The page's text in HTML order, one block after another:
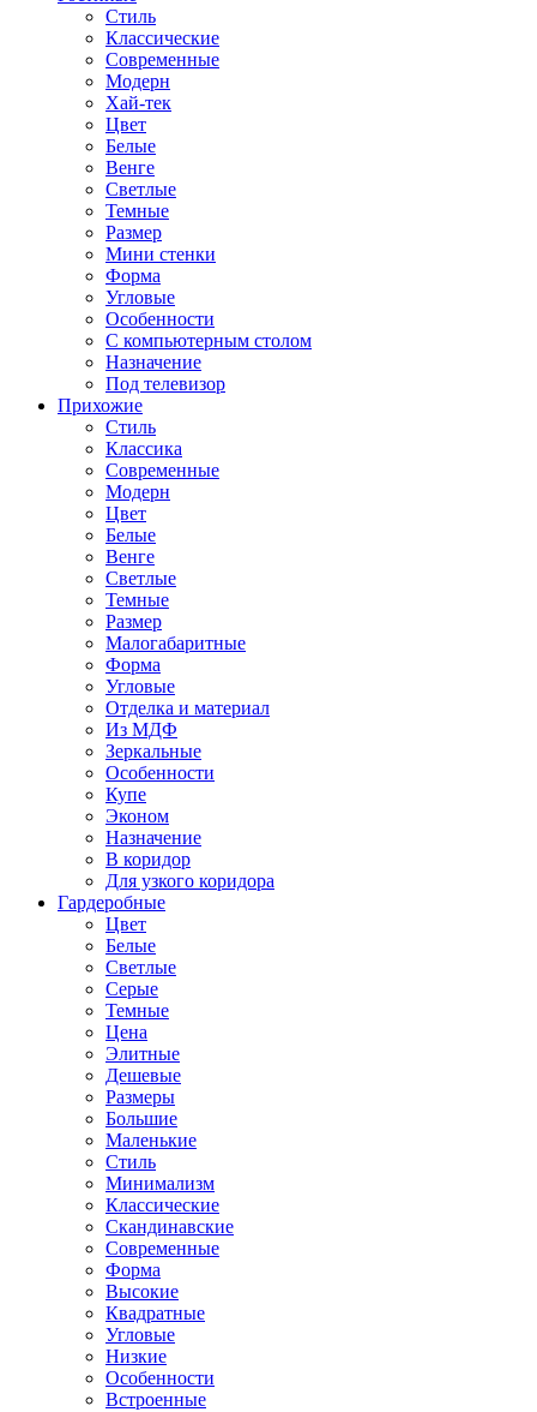
Стиль
Классические
Современные
Модерн
Хай-тек
Цвет
Белые
Венге
Светлые
Темные
Размер
Мини стенки
Форма
Угловые
Особенности
С компьютерным столом
Назначение
Под телевизор
Прихожие
Стиль
Классика
Современные
Модерн
Цвет
Белые
Венге
Светлые
Темные
Размер
Малогабаритные
Форма
Угловые
Отделка и материал
Из МДФ
Зеркальные
Особенности
Купе
Эконом
Назначение
В коридор
Для узкого коридора
Гардеробные
Цвет
Белые
Светлые
Серые
Темные
Цена
Элитные
Дешевые
Размеры
Большие
Маленькие
Стиль
Минимализм
Классические
Скандинавские
Современные
Форма
Высокие
Квадратные
Угловые
Низкие
Особенности
Встроенные